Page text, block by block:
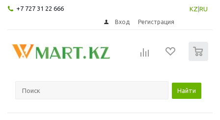
+7 727 31 22 666 KZ RU
Вход Регистрация
Найти